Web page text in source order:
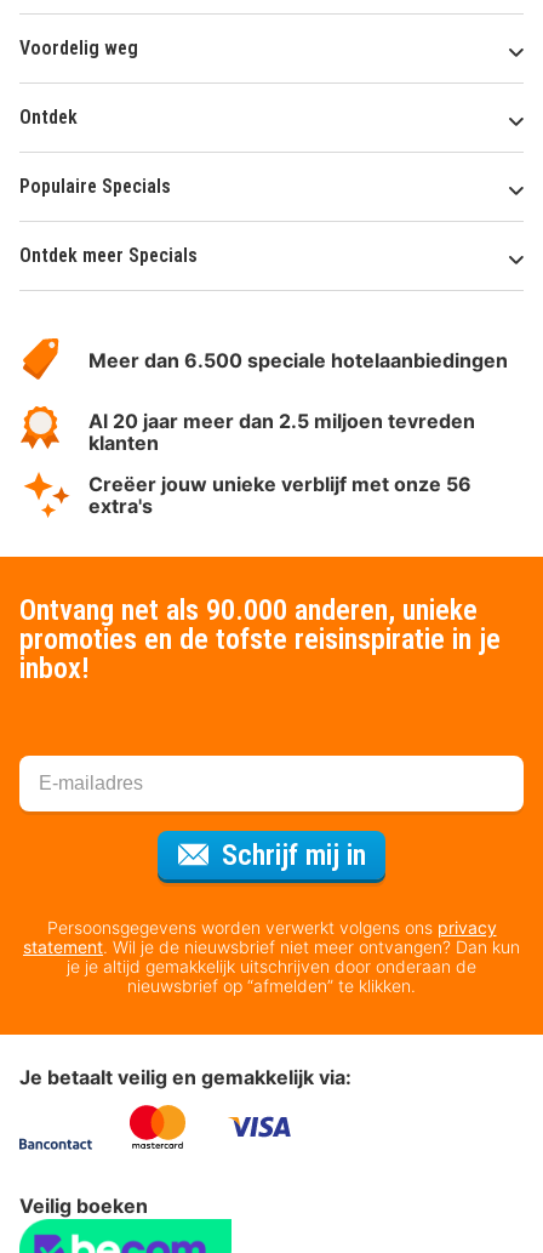
Voordelig weg
Ontdek
Populaire Specials
Ontdek meer Specials
HotelSpecials
Meer dan 6.500 speciale hotelaanbiedingen
Al 20 jaar meer dan 2.5 miljoen tevreden
klanten
Creëer jouw unieke verblijf met onze 56
extra's
Ontvang net als 90.000 anderen, unieke
promoties en de tofste reisinspiratie in je
inbox!
Schrijf mij in
Persoonsgegevens worden verwerkt volgens ons privacy
statement. Wil je de nieuwsbrief niet meer ontvangen? Dan kun
je je altijd gemakkelijk uitschrijven door onderaan de
nieuwsbrief op “afmelden” te klikken.
Je betaalt veilig en gemakkelijk via:
Veilig boeken